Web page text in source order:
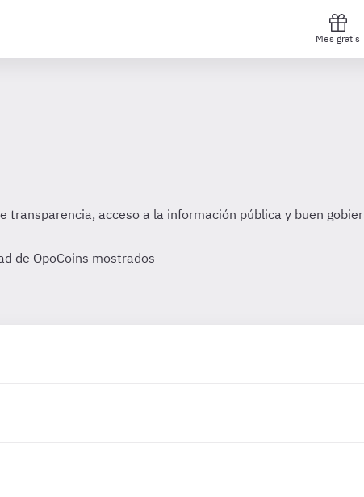
Mes gratis
acceso a la información pública y buen
de OpoCoins mostrados